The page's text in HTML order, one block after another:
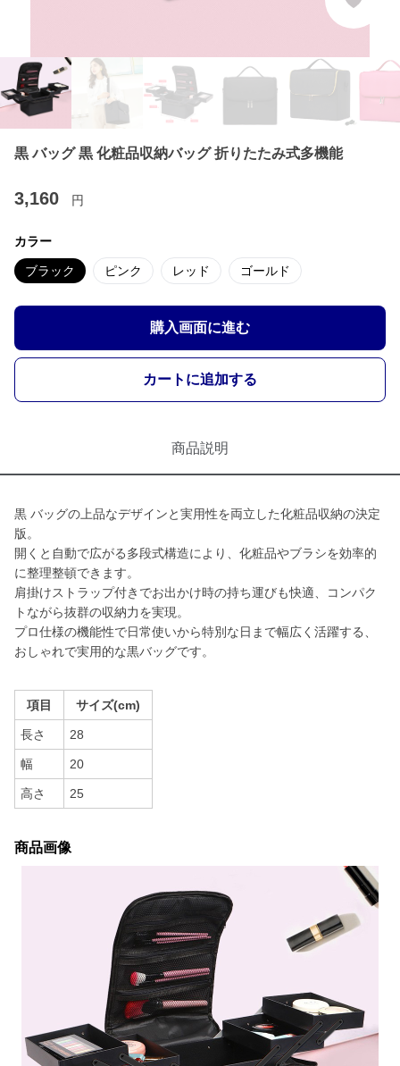
黒 バッグ 黒 化粧品収納バッグ 折りたたみ式多機能
3,160 円
カラー
ブラック ピンク レッド ゴールド
購入画面に進む
カートに追加する
商品説明
黒 バッグの上品なデザインと実用性を両立した化粧品収納の決定
版。
開くと自動で広がる多段式構造により、化粧品やブラシを効率的
に整理整頓できます。
肩掛けストラップ付きでお出かけ時の持ち運びも快適、コンパク
トながら抜群の収納力を実現。
プロ仕様の機能性で日常使いから特別な日まで幅広く活躍する、
おしゃれで実用的な黒バッグです。
項目 サイズ(cm)
長さ 28
幅 20
高さ 25
商品画像